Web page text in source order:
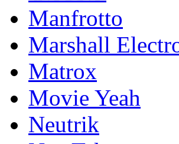
Manfrotto
Marshall
Matrox
Movie Yeah
Neutrik